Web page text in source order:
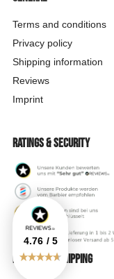
4.76 / 5
Terms and conditions
Privacy policy
Shipping information
Reviews
Imprint
Ratings & security
Payment & shipping